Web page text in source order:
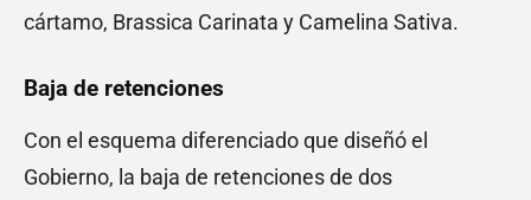
cártamo, Brassica Carinata y Camelina Sativa.
Baja de retenciones
Con el esquema diferenciado que diseñó el
Gobierno, la baja de retenciones de dos